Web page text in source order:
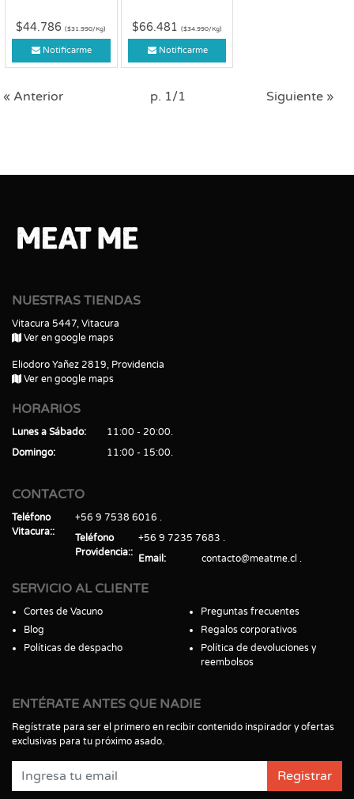
$44.786($31.990/Kg)
Notificarme
$66.481 ($34.990/Kg)
Notificarme
« Anterior p. 1/1 Siguiente »
NUESTRAS TIENDAS
Vitacura 5447, Vitacura
Ver en google maps
Eliodoro Yañez 2819, Providencia
Ver en google maps
HORARIOS
Lunes a Sábado
11:00 - 20:00
Domingo
11:00 - 15:00
CONTACTO
Teléfono
Vitacura:
+56 9 7538 6016
Teléfono
Providencia:
+56 9 7235 7683
Email
contacto@meatme.cl
SERVICIO AL CLIENTE
Cortes de Vacuno
Blog
Políticas de despacho
Preguntas frecuentes
Regalos corporativos
Política de devoluciones y
reembolsos
ENTÉRATE ANTES QUE NADIE
Regístrate para ser el primero en recibir contenido inspirador y ofertas
exclusivas para tu próximo asado.
Registrar